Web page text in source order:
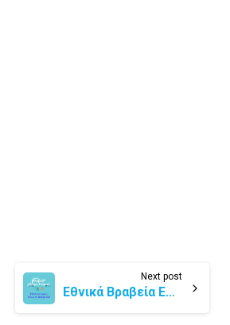
Next post
Εθνικά Βραβεία Εθελοντισμού 2026